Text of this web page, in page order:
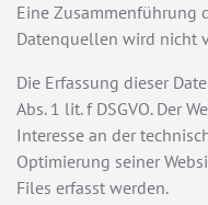
Eine Zusammenführung
Datenquellen wird nicht
Die Erfassung dieser
Abs. 1 lit. f DSGVO. Der
Interesse an der
Optimierung seiner
Files erfasst werden.